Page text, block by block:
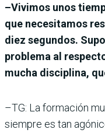
–Vivimos unos
que necesitamos
diez segundos.
problema al
mucha disciplina,
–TG: La formación
siempre es tan